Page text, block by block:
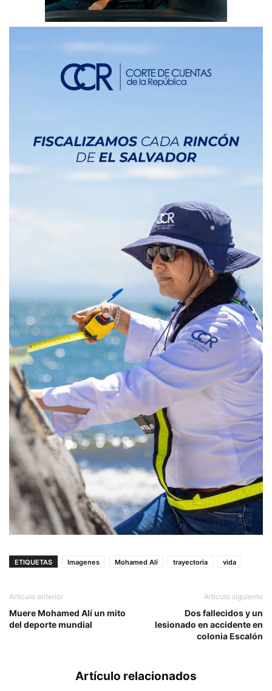
ETIQUETAS Imagenes Mohamed Alí trayectoria vida
Artículo anterior
Muere Mohamed Alí un mito
del deporte mundial
Artículo siguiente
Dos fallecidos y un
lesionado en accidente en
colonia Escalón
Artículo relacionados